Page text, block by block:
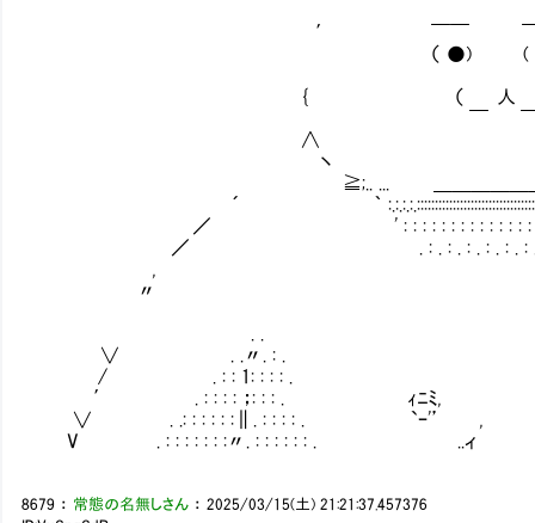
′ ￣￣ ￣
（ ●) (
{ （ 人
￣
∧ ' ヽ､_,人_,ノ､_,从,人.ｨj
丶 〃
≧;.. ... ＿＿＿＿＿＿_ ..ィ ‐=､´
´ ｀
／ ' : : : : : : : : : : : : : : : : : .' ヾ , '⌒r‐v'
／ . : . : . : . : . : . : . :
〃 ､
∨ . .〃. : .
/ . : : 1: : : : .
′ . : : : : ；: : : . ｨﾆﾐ, . . :
∨ . .: : : : : :∥. : : : : . `ｰ'’ , `
V . : : : : : : :〃. : : : : : : . ..
8679 ： 常態の名無しさん ：2025/03/15(土) 21:21:37.457376